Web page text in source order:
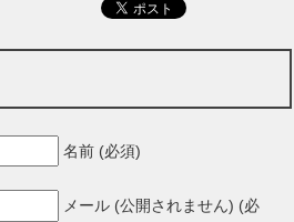
名前 (必須)
メール (公開されません) (必